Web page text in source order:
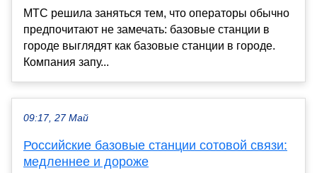
МТС решила заняться тем, что операторы обычно
предпочитают не замечать: базовые станции в
городе выглядят как базовые станции в городе.
Компания запу...
09:17, 27 Май
Российские базовые станции сотовой связи:
медленнее и дороже